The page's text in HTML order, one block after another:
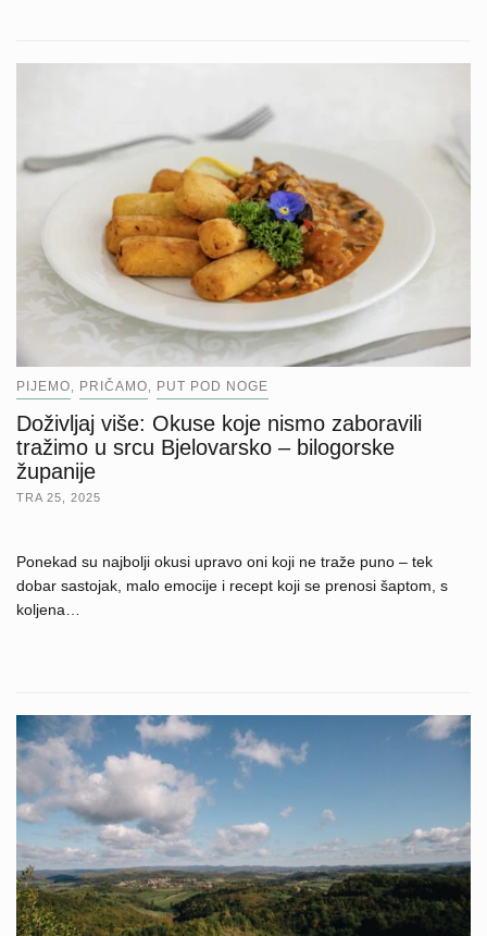
PIJEMO PRIČAMO PUT POD NOGE
Doživljaj više: Okuse koje nismo zaboravili
tražimo u srcu Bjelovarsko – bilogorske
županije
TRA 25, 2025
Ponekad su najbolji okusi upravo oni koji ne traže puno – tek
dobar sastojak, malo emocije i recept koji se prenosi šaptom, s
koljena…